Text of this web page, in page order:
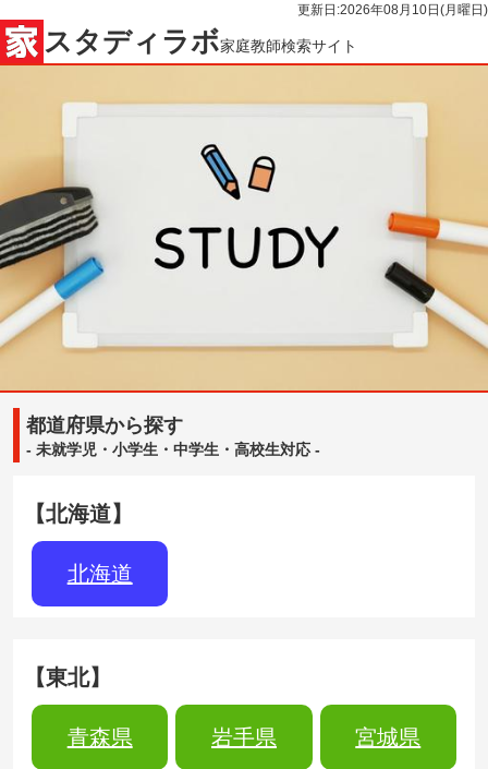
更新日:2026年08月10日(月曜日)
スタディラボ家庭教師検索サイト
都道府県から探す
- 未就学児・小学生・中学生・高校生対応 -
【北海道】
北海道
【東北】
青森県 岩手県 宮城県